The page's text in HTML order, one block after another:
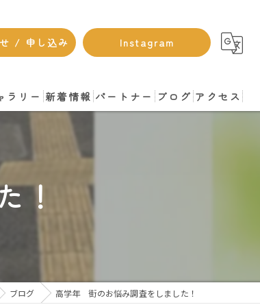
/ 申し込み Instagram
ラリー 新着情報 パートナー ブログ アクセス
！
ブログ 高学年 街のお悩み調査をしました！